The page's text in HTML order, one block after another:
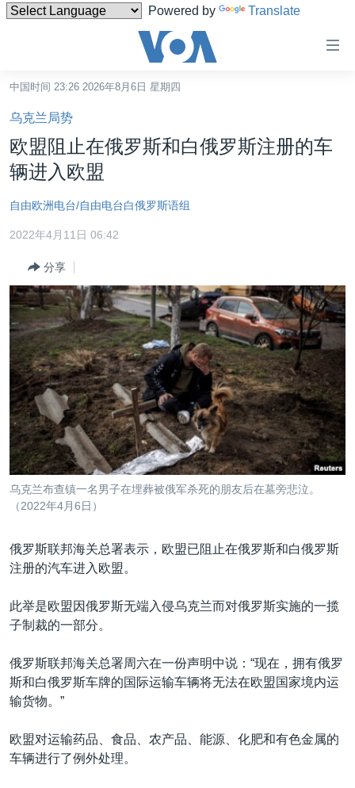
Powered by Translate
碍
链
接
跳
转
内
容
到
导
航
转
到
检
索
中国
最新国际新闻
印太
中东
欧洲
非洲
美洲
全球议题
分类新闻
经济·金融·贸易
人权·法律·宗教
科教·文娱·体健
军事
劳工
环境
美中关系
热点专题
白宫要闻
国会报道
美中关系
美国建国250周年
埃博拉疫情
美国之音专访
台海两岸关系
关注西藏
GEN Z 看美国
VOA视频
VOA今日焦点
中文广播
关注我们
其他语言网站
中国时间 23:26 2026年8月6日 星期四
乌克兰局势
欧盟阻止在俄罗斯和白俄罗斯注册的车
辆进入欧盟
自由欧洲电台/自由电台白俄罗斯语组
2022年4月11日 06:42
分享
乌克兰布查镇一名男子在埋葬被俄军杀死的朋友后在墓旁悲泣。
（2022年4月6日）
俄罗斯联邦海关总署表示，欧盟已阻止在俄罗斯和白俄罗斯
注册的汽车进入欧盟。
此举是欧盟因俄罗斯无端入侵乌克兰而对俄罗斯实施的一揽
子制裁的一部分。
俄罗斯联邦海关总署周六在一份声明中说：“现在，拥有俄罗
斯和白俄罗斯车牌的国际运输车辆将无法在欧盟国家境内运
输货物。”
欧盟对运输药品、食品、农产品、能源、化肥和有色金属的
车辆进行了例外处理。